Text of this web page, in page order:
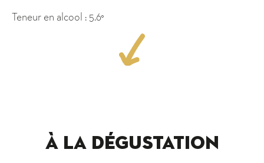
Teneur en alcool : 5.6°
À la dégustation